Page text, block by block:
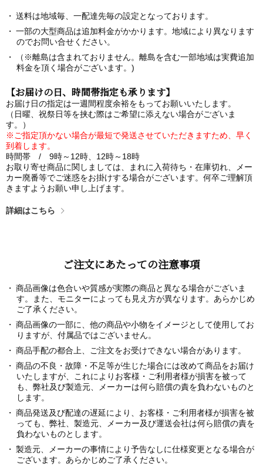
送料は地域毎、一配達先毎の設定となっております。
一部の大型商品は追加料金がかかります。地域により異なります
のでお問い合せください。
（※離島は含まれておりません。離島を含む一部地域は実費追加
料金を頂く場合がございます。)
【お届けの日、時間帯指定も承ります】
お届け日の指定は一週間程度余裕をもってお願いいたします。
（日曜、祝祭日等を挟む際はご希望に添えない場合がございま
す。）
※ご指定頂かない場合が最短で発送させていただきますため、早く
到着します。
時間帯 / 9時～12時、12時～18時
お取り寄せ商品に関しましては、まれに入荷待ち・在庫切れ、メー
カー廃番等でご迷惑をお掛けする場合がございます。何卒ご理解頂
きますようお願い申し上げます。
詳細はこちら
ご注文にあたっての注意事項
商品画像は色合いや質感が実際の商品と異なる場合がございま
す。また、モニターによっても見え方が異なります。あらかじめ
ご了承ください。
商品画像の一部に、他の商品や小物をイメージとして使用してお
りますが、付属品ではございません。
商品手配の都合上、ご注文をお受けできない場合があります。
商品の不良・故障・不足等が生じた場合には改めて商品をお届け
いたしますが、これによりお客様・ご利用者様が損害を被って
も、弊社及び製造元、メーカーは何ら賠償の責を負わないものと
します。
商品発送及び配達の遅延により、お客様・ご利用者様が損害を被
っても、弊社、製造元、メーカー及び運送会社は何ら賠償の責を
負わないものとします。
製造元、メーカーの事情により予告なしに仕様変更となる場合が
ございます。あらかじめご了承ください。